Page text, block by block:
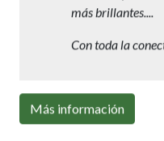
Trabajos
Con toda la